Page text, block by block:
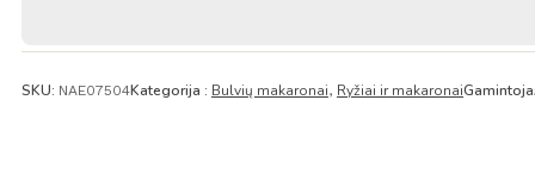
SKU: NAE07504Kategorija : Bulvių makaronai, Ryžiai ir makaronai